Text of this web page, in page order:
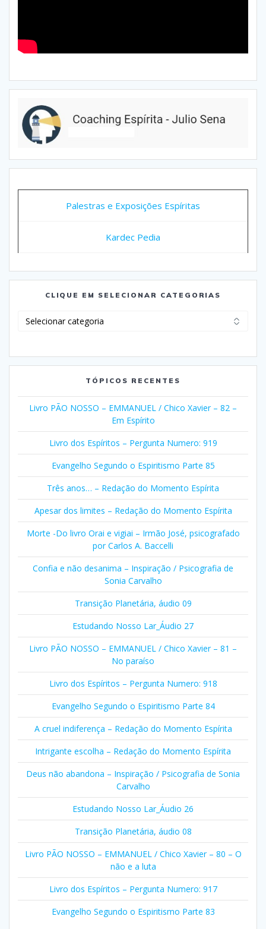
Palestras e Exposições Espíritas
Kardec Pedia
CLIQUE EM SELECIONAR CATEGORIAS
TÓPICOS RECENTES
Livro PÃO NOSSO – EMMANUEL / Chico Xavier – 82 –
Em Espírito
Livro dos Espíritos – Pergunta Numero: 919
Evangelho Segundo o Espiritismo Parte 85
Três anos… – Redação do Momento Espírita
Apesar dos limites – Redação do Momento Espírita
Morte -Do livro Orai e vigiai – Irmão José, psicografado
por Carlos A. Baccelli
Confia e não desanima – Inspiração / Psicografia de
Sonia Carvalho
Transição Planetária, áudio 09
Estudando Nosso Lar_Áudio 27
Livro PÃO NOSSO – EMMANUEL / Chico Xavier – 81 –
No paraíso
Livro dos Espíritos – Pergunta Numero: 918
Evangelho Segundo o Espiritismo Parte 84
A cruel indiferença – Redação do Momento Espírita
Intrigante escolha – Redação do Momento Espírita
Deus não abandona – Inspiração / Psicografia de Sonia
Carvalho
Estudando Nosso Lar_Áudio 26
Transição Planetária, áudio 08
Livro PÃO NOSSO – EMMANUEL / Chico Xavier – 80 – O
não e a luta
Livro dos Espíritos – Pergunta Numero: 917
Evangelho Segundo o Espiritismo Parte 83